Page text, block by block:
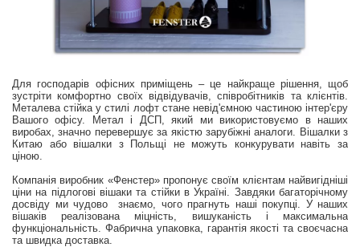
Для господарів офісних приміщень – це найкраще рішення, щоб
зустріти комфортно своїх відвідувачів, співробітників та клієнтів.
Металева стійка у стилі лофт стане невід'ємною частиною інтер'єру
Вашого офісу. Метал і ДСП, який ми використовуємо в наших
виробах, значно перевершує за якістю зарубіжні аналоги. Вішалки з
Китаю або вішалки з Польщі не можуть конкурувати навіть за
ціною.
Компанія виробник «Фенстер» пропонує своїм клієнтам найвигідніші
ціни на підлогові вішаки та стійки в Україні. Завдяки багаторічному
досвіду ми чудово знаємо, чого прагнуть наші покупці. У наших
вішаків реалізована міцність, вишуканість і максимальна
функціональність. Фабрична упаковка, гарантія якості та своєчасна
та швидка доставка.